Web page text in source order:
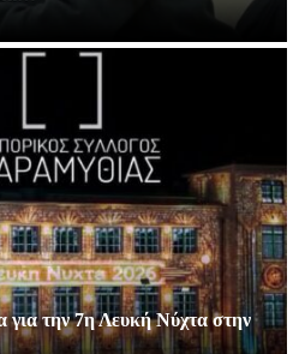
για την 7η Λευκή Νύχτα στην